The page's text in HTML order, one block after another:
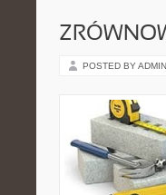
POSTED BY ADMIN